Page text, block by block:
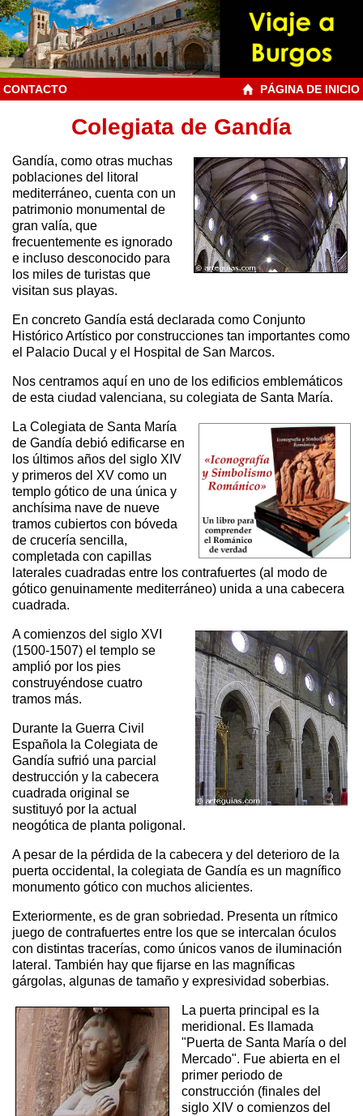
CONTACTO PÁGINA DE INICIO
Colegiata de Gandía
Gandía, como otras muchas
poblaciones del litoral
mediterráneo, cuenta con un
patrimonio monumental de
gran valía, que
frecuentemente es ignorado
e incluso desconocido para
los miles de turistas que
visitan sus playas.
En concreto Gandía está declarada como Conjunto
Histórico Artístico por construcciones tan importantes como
el Palacio Ducal y el Hospital de San Marcos.
Nos centramos aquí en uno de los edificios emblemáticos
de esta ciudad valenciana, su colegiata de Santa María.
La Colegiata de Santa María
de Gandía debió edificarse en
los últimos años del siglo XIV
y primeros del XV como un
templo gótico de una única y
anchísima nave de nueve
tramos cubiertos con bóveda
de crucería sencilla,
completada con capillas
laterales cuadradas entre los contrafuertes (al modo de
gótico genuinamente mediterráneo) unida a una cabecera
cuadrada.
A comienzos del siglo XVI
(1500-1507) el templo se
amplió por los pies
construyéndose cuatro
tramos más.
Durante la Guerra Civil
Española la Colegiata de
Gandía sufrió una parcial
destrucción y la cabecera
cuadrada original se
sustituyó por la actual
neogótica de planta poligonal.
A pesar de la pérdida de la cabecera y del deterioro de la
puerta occidental, la colegiata de Gandía es un magnífico
monumento gótico con muchos alicientes.
Exteriormente, es de gran sobriedad. Presenta un rítmico
juego de contrafuertes entre los que se intercalan óculos
con distintas tracerías, como únicos vanos de iluminación
lateral. También hay que fijarse en las magníficas
gárgolas, algunas de tamaño y expresividad soberbias.
La puerta principal es la
meridional. Es llamada
"Puerta de Santa María o del
Mercado". Fue abierta en el
primer periodo de
construcción (finales del
siglo XIV o comienzos del